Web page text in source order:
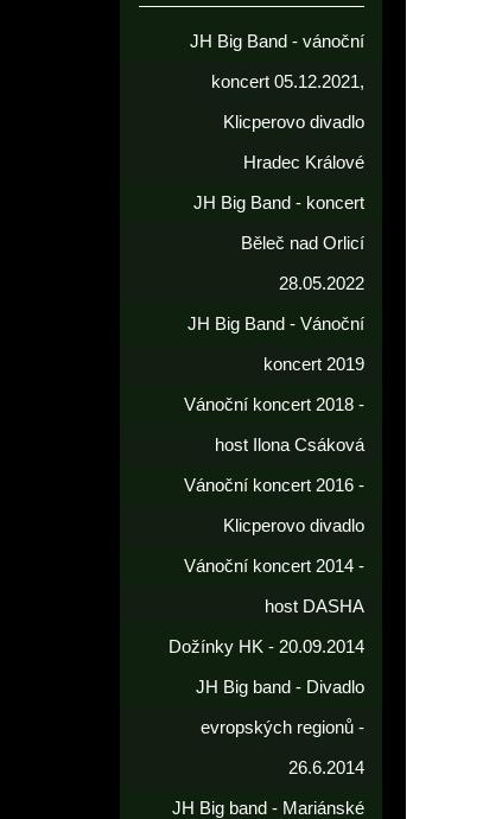
JH Big Band - vánoční
koncert 05.12.2021,
Klicperovo divadlo
Hradec Králové
JH Big Band - koncert
Běleč nad Orlicí
28.05.2022
JH Big Band - Vánoční
koncert 2019
Vánoční koncert 2018 -
host Ilona Csáková
Vánoční koncert 2016 -
Klicperovo divadlo
Vánoční koncert 2014 -
host DASHA
Dožínky HK - 20.09.2014
JH Big band - Divadlo
evropských regionů -
26.6.2014
JH Big band - Mariánské